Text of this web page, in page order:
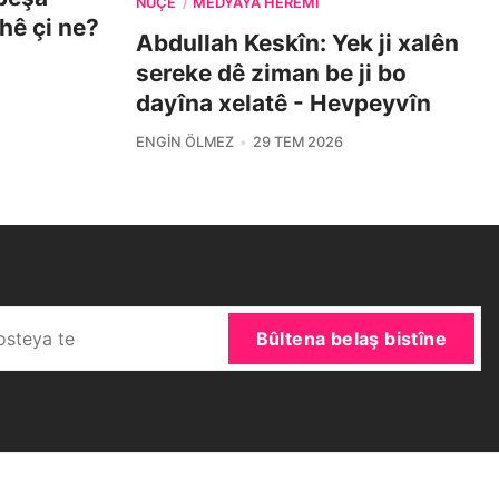
çi ne?
Abdullah Keskîn: Yek ji xalên
sereke dê ziman be ji bo
dayîna xelatê - Hevpeyvîn
ENGIN ÖLMEZ 29 TEM 2026
Bûltena belaş bistîne